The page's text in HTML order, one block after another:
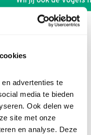
advertenties te
media te bieden
Ook delen we
site met onze
en analyse. Deze